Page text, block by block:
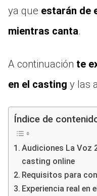
ya que estarán de
mientras canta.
A continuación te
en el casting y las
Índice de
Audiciones La Voz
casting online
Requisitos para
Experiencia real en